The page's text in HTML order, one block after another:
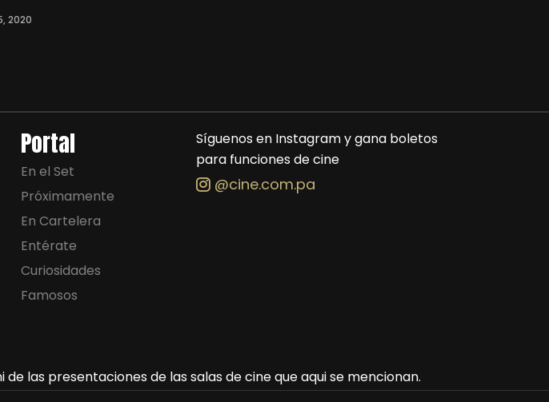
2020
Portal
En el Set
Próximamente
En Cartelera
Entérate
Curiosidades
Famosos
Síguenos en Instagram y gana boletos
para funciones de cine
@cine.com.pa
las presentaciones de las salas de cine que aqui se mencionan.